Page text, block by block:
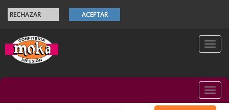
RECHAZAR ACEPTAR